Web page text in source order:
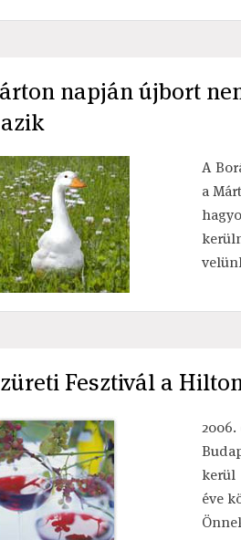
napján újbort
A
a
Fesztivál a
kerül
éve